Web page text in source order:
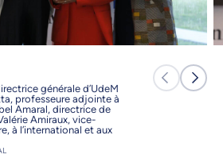
générale d’UdeM
professeure adjointe à
Amaral, directrice de
Amiraux, vice-
à l’international et aux